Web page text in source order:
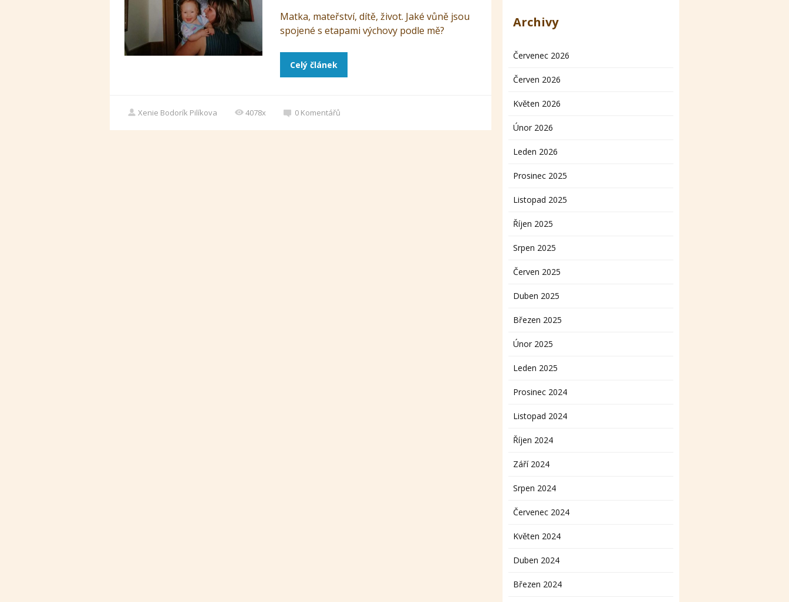
Matka, mateřství, dítě, život. Jaké vůně jsou
spojené s etapami výchovy podle mě?
Celý článek
Xenie Bodorík Pilíkova 4078x 0 Komentářů
Archivy
Červenec 2026
Červen 2026
Květen 2026
Únor 2026
Leden 2026
Prosinec 2025
Listopad 2025
Říjen 2025
Srpen 2025
Červen 2025
Duben 2025
Březen 2025
Únor 2025
Leden 2025
Prosinec 2024
Listopad 2024
Říjen 2024
Září 2024
Srpen 2024
Červenec 2024
Květen 2024
Duben 2024
Březen 2024